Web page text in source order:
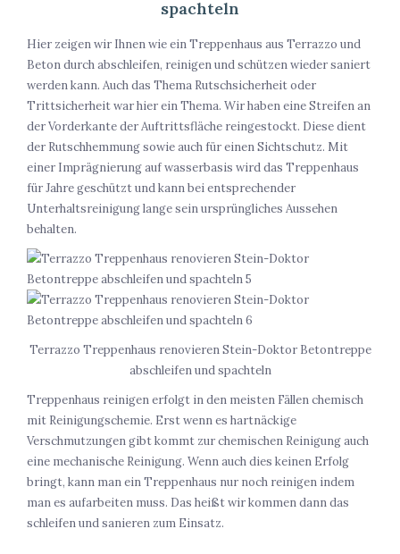
spachteln
Hier zeigen wir Ihnen wie ein Treppenhaus aus Terrazzo und
Beton durch abschleifen, reinigen und schützen wieder saniert
werden kann. Auch das Thema Rutschsicherheit oder
Trittsicherheit war hier ein Thema. Wir haben eine Streifen an
der Vorderkante der Auftrittsfläche reingestockt. Diese dient
der Rutschhemmung sowie auch für einen Sichtschutz. Mit
einer Imprägnierung auf wasserbasis wird das Treppenhaus
für Jahre geschützt und kann bei entsprechender
Unterhaltsreinigung lange sein ursprüngliches Aussehen
behalten.
Terrazzo Treppenhaus renovieren Stein-Doktor Betontreppe
abschleifen und spachteln
Treppenhaus reinigen erfolgt in den meisten Fällen chemisch
mit Reinigungschemie. Erst wenn es hartnäckige
Verschmutzungen gibt kommt zur chemischen Reinigung auch
eine mechanische Reinigung. Wenn auch dies keinen Erfolg
bringt, kann man ein Treppenhaus nur noch reinigen indem
man es aufarbeiten muss. Das heißt wir kommen dann das
schleifen und sanieren zum Einsatz.